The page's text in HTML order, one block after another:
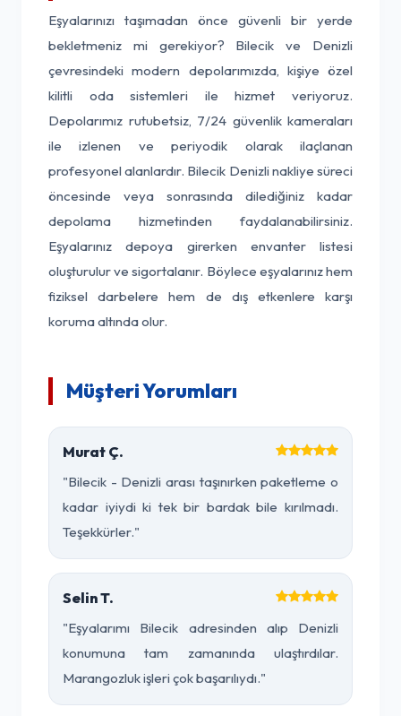
Eşyalarınızı taşımadan önce güvenli bir yerde
bekletmeniz mi gerekiyor? Bilecik ve Denizli
çevresindeki modern depolarımızda, kişiye özel
kilitli oda sistemleri ile hizmet veriyoruz.
Depolarımız rutubetsiz, 7/24 güvenlik kameraları
ile izlenen ve periyodik olarak ilaçlanan
profesyonel alanlardır. Bilecik Denizli nakliye süreci
öncesinde veya sonrasında dilediğiniz kadar
depolama hizmetinden faydalanabilirsiniz.
Eşyalarınız depoya girerken envanter listesi
oluşturulur ve sigortalanır. Böylece eşyalarınız hem
fiziksel darbelere hem de dış etkenlere karşı
koruma altında olur.
Müşteri Yorumları
Murat Ç.
"Bilecik - Denizli arası taşınırken paketleme o
kadar iyiydi ki tek bir bardak bile kırılmadı.
Teşekkürler."
Selin T.
"Eşyalarımı Bilecik adresinden alıp Denizli
konumuna tam zamanında ulaştırdılar.
Marangozluk işleri çok başarılıydı."